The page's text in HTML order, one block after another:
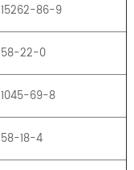
15262-86-9
58-22-0
1045-69-8
58-18-4